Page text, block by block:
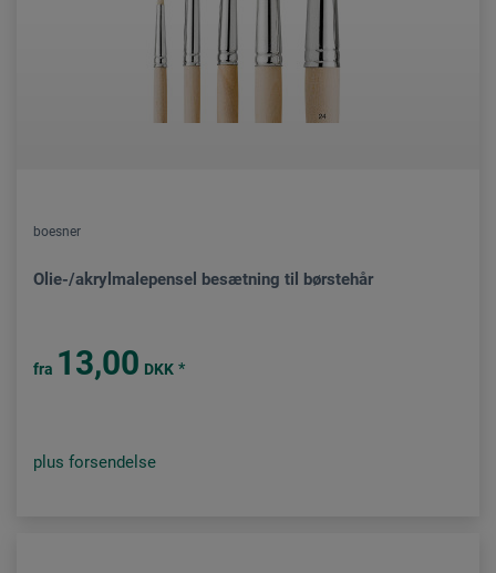
boesner
Olie-/akrylmalepensel besætning til børstehår
fra 13,00 DKK *
plus forsendelse